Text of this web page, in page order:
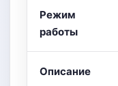
Режим
работы
Описание